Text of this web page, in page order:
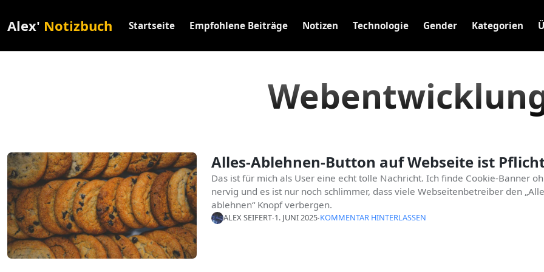
Alex' Notizbuch Startseite Empfohlene Beiträge Notizen Technologie Gender Kategorien
Alles-Ablehnen-Button auf Webseite ist
Das ist für mich als User eine echt tolle Nachricht. Ich finde Cookie-Banner
nervig und es ist nur noch schlimmer, dass viele Webseitenbetreiber den
ablehnen“ Knopf verbergen.
ALEX SEIFERT∙1. JUNI 2025∙KOMMENTAR HINTERLASSEN